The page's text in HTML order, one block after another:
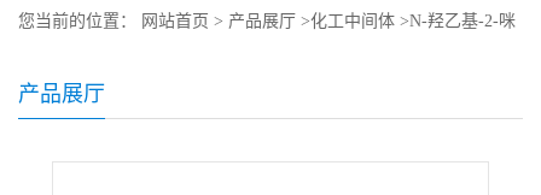
您当前的位置： 网站首页 > 产品展厅 >化工中间体 >N-羟乙基-2-咪
产品展厅